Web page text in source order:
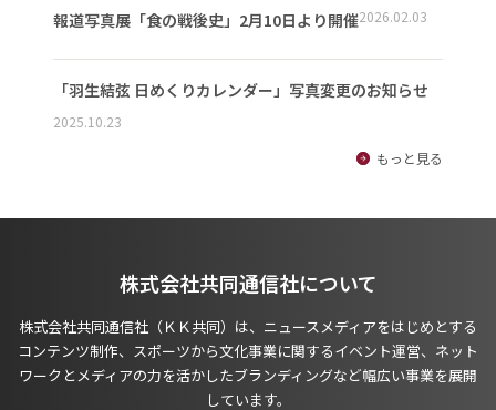
報道写真展「食の戦後史」2月10日より開催2026.02.03
「羽生結弦 日めくりカレンダー」写真変更のお知らせ
2025.10.23
もっと見る
株式会社共同通信社について
株式会社共同通信社（ＫＫ共同）は、ニュースメディアをはじめとする
コンテンツ制作、スポーツから文化事業に関するイベント運営、ネット
ワークとメディアの力を活かしたブランディングなど幅広い事業を展開
しています。